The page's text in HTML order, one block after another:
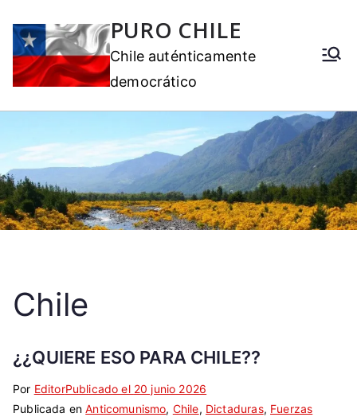
PURO CHILE
Chile auténticamente
democrático
Chile
¿¿QUIERE ESO PARA CHILE??
Por EditorPublicado el 20 junio 2026
Publicada enAnticomunismo, Chile, Dictaduras, Fuerzas
E
t
S
i